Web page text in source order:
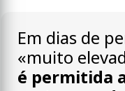
Em dias de
«muito
é permitida